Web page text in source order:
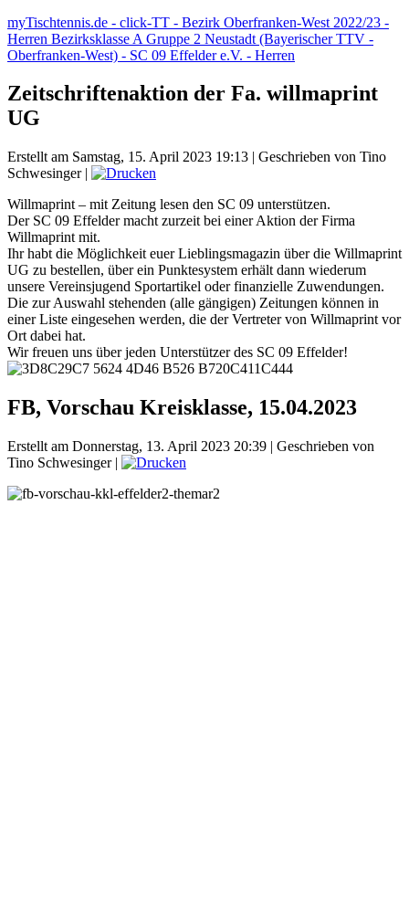
myTischtennis.de - click-TT - Bezirk Oberfranken-West 2022/23 -
Herren Bezirksklasse A Gruppe 2 Neustadt (Bayerischer TTV -
Oberfranken-West) - SC 09 Effelder e.V. - Herren
Zeitschriftenaktion der Fa. willmaprint
UG
Erstellt am Samstag, 15. April 2023 19:13 | Geschrieben von Tino
Schwesinger|
Willmaprint – mit Zeitung lesen den SC 09 unterstützen.
Der SC 09 Effelder macht zurzeit bei einer Aktion der Firma
Willmaprint mit.
Ihr habt die Möglichkeit euer Lieblingsmagazin über die Willmaprint
UG zu bestellen, über ein Punktesystem erhält dann wiederum
unsere Vereinsjugend Sportartikel oder finanzielle Zuwendungen.
Die zur Auswahl stehenden (alle gängigen) Zeitungen können in
einer Liste eingesehen werden, die der Vertreter von Willmaprint vor
Ort dabei hat.
Wir freuen uns über jeden Unterstützer des SC 09 Effelder!
FB, Vorschau Kreisklasse, 15.04.2023
Erstellt am Donnerstag, 13. April 2023 20:39 | Geschrieben von
Tino Schwesinger|